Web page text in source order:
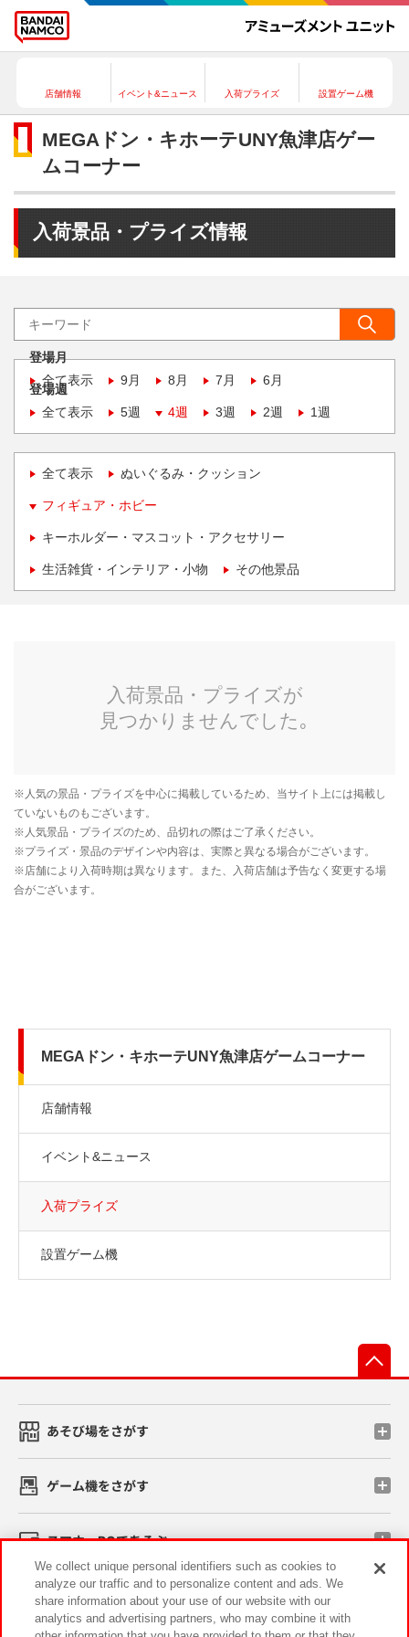
店舗情報 イベント&ニュース 入荷プライズ 設置ゲーム機
MEGAドン・キホーテUNY魚津店ゲー
ムコーナー
入荷景品・プライズ情報
登場月
全て表示
9月 8月 7月 6月
登場週
全て表示
5週 4週 3週 2週 1週
全て表示 ぬいぐるみ・クッション
フィギュア・ホビー
キーホルダー・マスコット・アクセサリー
生活雑貨・インテリア・小物 その他景品
MEGAドン・キホーテUNY魚津店ゲームコーナー
店舗情報
イベント&ニュース
入荷プライズ
設置ゲーム機
あそび場をさがす
ゲーム機をさがす
スマホ・PCであそぶ
イベント・キャンペーン
We collect unique personal identifiers such as cookies to
analyze our traffic and to personalize content and ads. We
share information about your use of our website with our
analytics and advertising partners, who may combine it with